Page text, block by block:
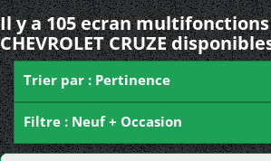
Il y a 105 ecran
CHEVROLET CRUZE
Trier par : Pertinence
Filtre : Neuf + Occasion